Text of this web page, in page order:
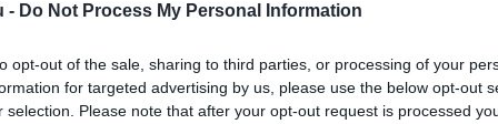
- Do Not Process My Personal Information
opt-out of the sale, sharing to third parties, or processing of your
for targeted advertising by us, please use the below opt-out
selection. Please note that after your opt-out request is processed